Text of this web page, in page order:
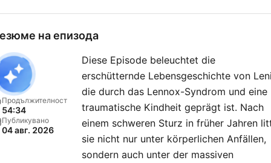
werden die Zuhörer um
überraschenden Ausgang.
True Crime trifft Emotion –
„Julia Leischik: Spurlos“, alle
zwei Wochen neu am
Mittwoch. Du möchtest
Werbung in diesem Podcast
на епизода
Продължителност
54:34
Публикувано
04 авг. 2026
Diese Episode beleuchtet die
erschütternde Lebensgeschichte von
die durch das Lennox-Syndrom und eine
traumatische Kindheit geprägt ist. Nach
einem schweren Sturz in früher Jahren
sie nicht nur unter körperlichen Anfällen,
sondern auch unter der massiven